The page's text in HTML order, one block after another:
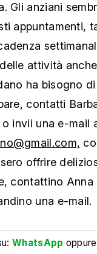
Gli anziani
appuntamenti,
attività
ha bisogno
contatti
invii una e-mail
offrire
contattino
una e-mail.
WhatsApp oppure